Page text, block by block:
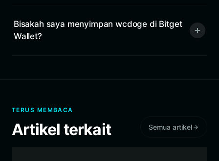
Bisakah saya menyimpan wcdoge di Bitget
Wallet?
TERUS MEMBACA
Artikel terkait Semua artikel